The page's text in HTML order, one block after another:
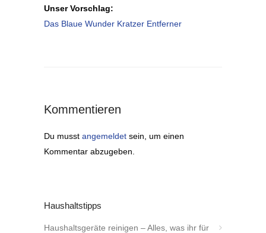
Unser Vorschlag:
Das Blaue Wunder Kratzer Entferner
Kommentieren
Du musst angemeldet sein, um einen
Kommentar abzugeben.
Haushaltstipps
Haushaltsgeräte reinigen – Alles, was ihr für